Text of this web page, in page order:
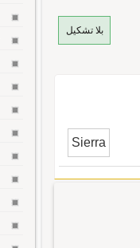
بلا تشكيل
Sierra